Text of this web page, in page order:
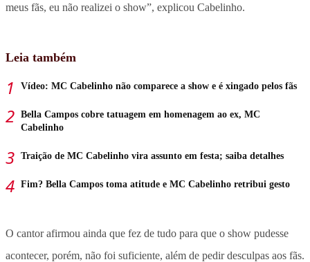
meus fãs, eu não realizei o show”, explicou Cabelinho.
Leia também
Vídeo: MC Cabelinho não comparece a show e é xingado pelos fãs
Bella Campos cobre tatuagem em homenagem ao ex, MC
Cabelinho
Traição de MC Cabelinho vira assunto em festa; saiba detalhes
Fim? Bella Campos toma atitude e MC Cabelinho retribui gesto
O cantor afirmou ainda que fez de tudo para que o show pudesse
acontecer, porém, não foi suficiente, além de pedir desculpas aos fãs.